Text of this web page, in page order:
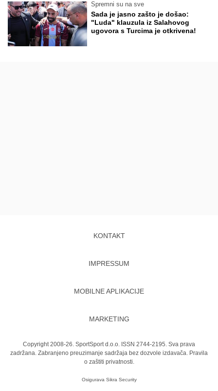
Spremni su na sve
Sada je jasno zašto je došao:
"Luda" klauzula iz Salahovog
ugovora s Turcima je otkrivena!
KONTAKT
IMPRESSUM
MOBILNE APLIKACIJE
MARKETING
Copyright 2008-26. SportSport d.o.o. ISSN 2744-2195. Sva prava
zadržana. Zabranjeno preuzimanje sadržaja bez dozvole izdavača. Pravila
o zaštiti privatnosti.
Osigurava Sikra Security